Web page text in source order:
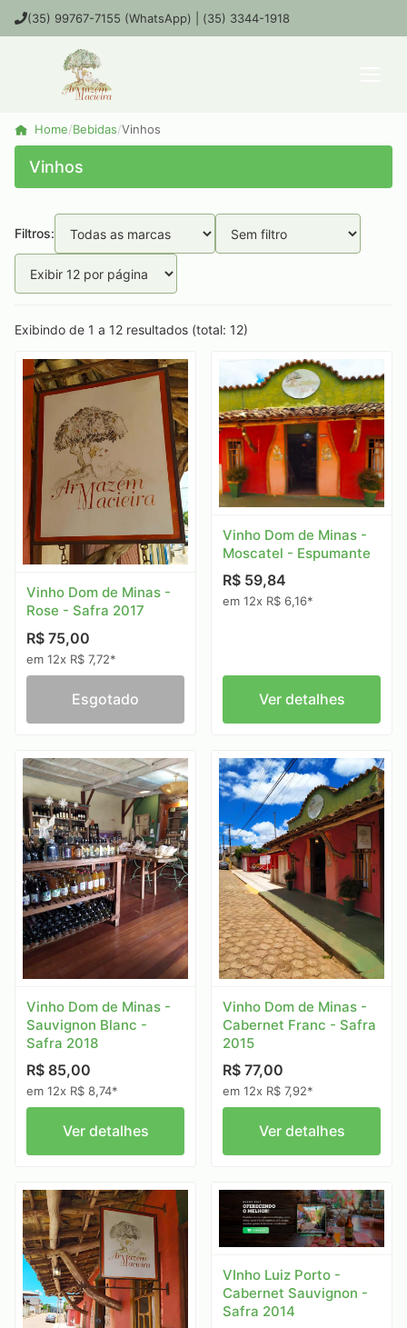
(35) 99767-7155 (WhatsApp) | (35) 3344-1918
Home/Bebidas/Vinhos
Vinhos
Filtros:
Exibindo de 1 a 12 resultados (total: 12)
Vinho Dom de Minas -
Rose - Safra 2017
R$ 75,00
em 12x R$ 7,72*
Esgotado
Vinho Dom de Minas -
Moscatel - Espumante
R$ 59,84
em 12x R$ 6,16*
Ver detalhes
Vinho Dom de Minas -
Sauvignon Blanc -
Safra 2018
R$ 85,00
em 12x R$ 8,74*
Ver detalhes
Vinho Dom de Minas -
Cabernet Franc - Safra
2015
R$ 77,00
em 12x R$ 7,92*
Ver detalhes
VInho Luiz Porto -
Cabernet Sauvignon -
Safra 2014